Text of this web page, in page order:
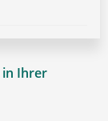
in Ihrer